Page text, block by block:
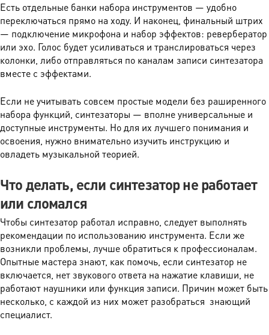
Есть отдельные банки набора инструментов — удобно
переключаться прямо на ходу. И наконец, финальный штрих
— подключение микрофона и набор эффектов: ревербератор
или эхо. Голос будет усиливаться и транслироваться через
колонки, либо отправляться по каналам записи синтезатора
вместе с эффектами.
Если не учитывать совсем простые модели без раширенного
набора функций, синтезаторы — вполне универсальные и
доступные инструменты. Но для их лучшего понимания и
освоения, нужно внимательно изучить инструкцию и
овладеть музыкальной теорией.
Что делать, если синтезатор не работает
или сломался
Чтобы синтезатор работал исправно, следует выполнять
рекомендации по использованию инструмента. Если же
возникли проблемы, лучше обратиться к профессионалам.
Опытные мастера знают, как помочь, если синтезатор не
включается, нет звукового ответа на нажатие клавиши, не
работают наушники или функция записи. Причин может быть
несколько, с каждой из них может разобраться знающий
специалист.